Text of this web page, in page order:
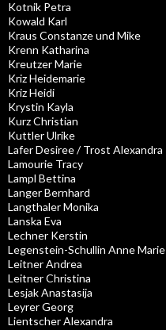
Kotnik Petra
Kowald Karl
Kraus Constanze und Mike
Krenn Katharina
Kreutzer Marie
Kriz Heidemarie
Kriz Heidi
Krystin Kayla
Kurz Christian
Kuttler Ulrike
Lafer Desiree / Trost Alexandra
Lamourie Tracy
Lampl Bettina
Langer Bernhard
Langthaler Monika
Lanska Eva
Lechner Kerstin
Legenstein-Schullin Anne Marie
Leitner Andrea
Leitner Christina
Lesjak Anastasija
Leyrer Georg
Lientscher Alexandra